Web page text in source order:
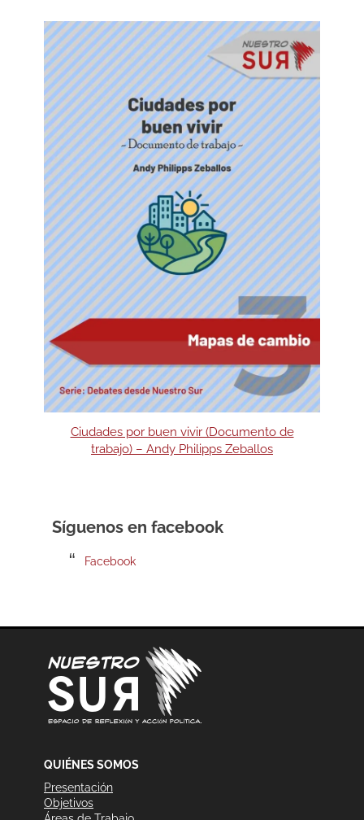
Ciudades por buen vivir (Documento de
trabajo) – Andy Philipps Zeballos
Síguenos en facebook
Facebook
QUIÉNES SOMOS
Presentación
Objetivos